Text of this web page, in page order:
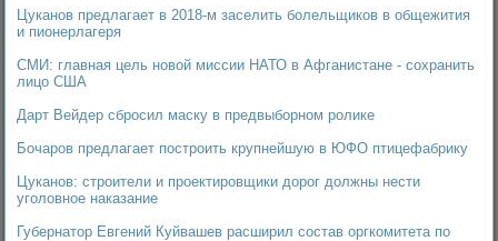
Цуканов предлагает в 2018-м заселить болельщиков в общежития
и пионерлагеря
СМИ: главная цель новой миссии НАТО в Афганистане - сохранить
лицо США
Дарт Вейдер сбросил маску в предвыборном ролике
Бочаров предлагает построить крупнейшую в ЮФО птицефабрику
Цуканов: строители и проектировщики дорог должны нести
уголовное наказание
Губернатор Евгений Куйвашев расширил состав оргкомитета по